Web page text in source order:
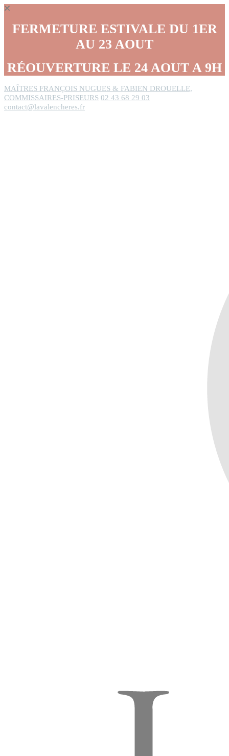
FERMETURE ESTIVALE DU 1ER
AU 23 AOUT
RÉOUVERTURE LE 24 AOUT A 9H
MAÎTRES FRANÇOIS NUGUES & FABIEN DROUELLE,
COMMISSAIRES-PRISEURS 02 43 68 29 03
contact@lavalencheres.fr
Panneau de gestion des cookies